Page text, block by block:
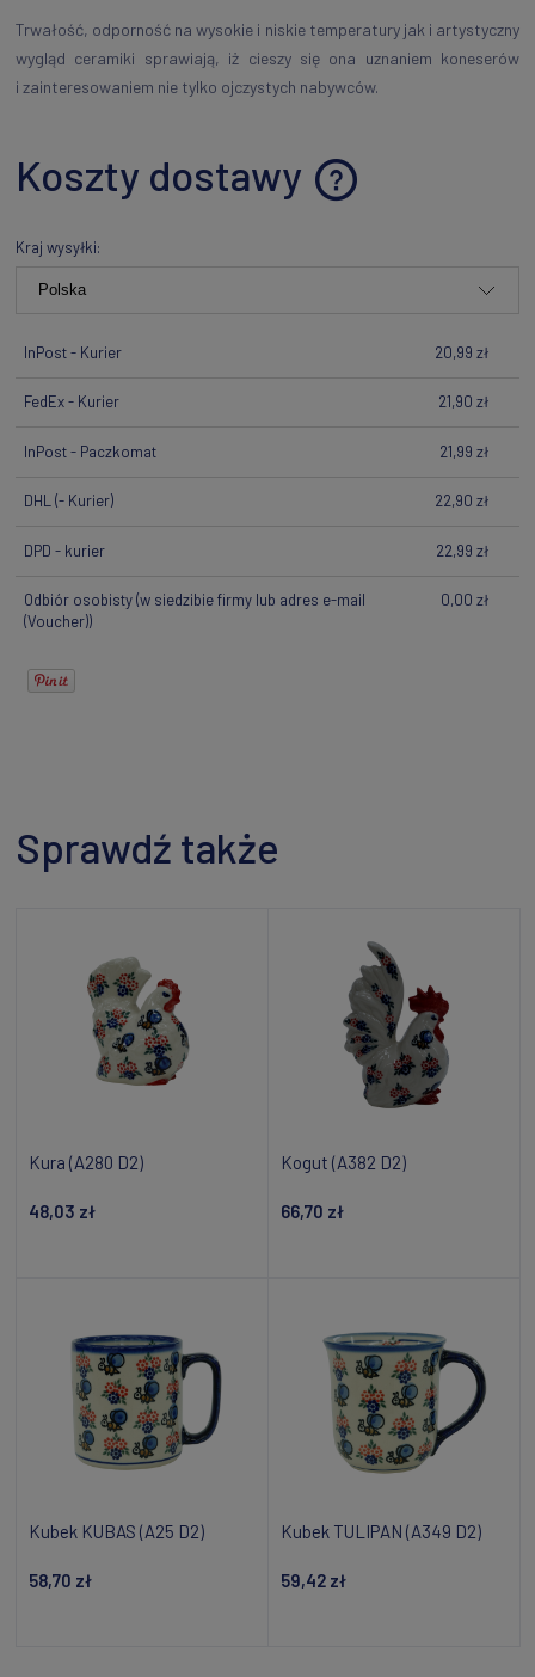
Trwałość, odporność na wysokie i niskie temperatury jak i artystyczny
wygląd ceramiki sprawiają, iż cieszy się ona uznaniem koneserów
i zainteresowaniem nie tylko ojczystych nabywców.
Koszty dostawy
Cena nie zawiera ewentualnych kosztów płatności
Kraj wysyłki:
InPost - Kurier 20,99 zł
FedEx - Kurier 21,90 zł
InPost - Paczkomat 21,99 zł
DHL(- Kurier) 22,90 zł
DPD - kurier 22,99 zł
Odbiór osobisty(w siedzibie firmy lub adres e-mail
(Voucher))
0,00 zł
Sprawdź także
Kura (A280 D2)
48,03 zł
Kogut (A382 D2)
66,70 zł
Kubek KUBAS (A25 D2)
58,70 zł
Kubek TULIPAN (A349 D2)
59,42 zł